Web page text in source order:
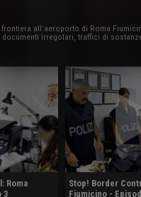
all’aeroporto di Roma
irregolari, traffici di
Roma
3
Stop! Border
Fiumicino -